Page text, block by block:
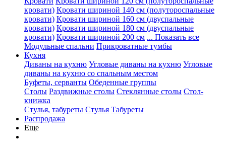
кровати) Кровати шириной 140 см (полутороспальные
кровати) Кровати шириной 160 см (двуспальные
кровати) Кровати шириной 180 см (двуспальные
кровати) Кровати шириной 200 см ... Показать все
Модульные спальни Прикроватные тумбы
Кухня
Диваны на кухню Угловые диваны на кухню Угловые
диваны на кухню со спальным местом
Буфеты, серванты Обеденные группы
Столы Раздвижные столы Стеклянные столы Стол-
книжка
Стулья, табуреты Стулья Табуреты
Распродажа
Еще